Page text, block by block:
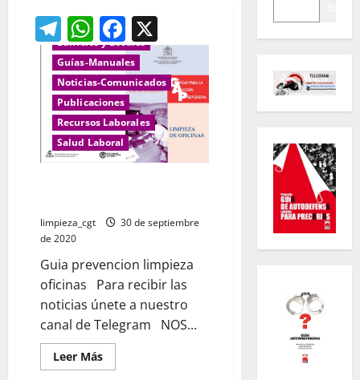
Telegram
WhatsApp
Facebook
Edificios y Locales
Guías-Manuales
Noticias-Comunicados
Publicaciones
Recursos Laborales
Salud Laboral
limpieza_cgt
30 de septiembre
de 2020
Guia prevencion limpieza
oficinas Para recibir las
noticias únete a nuestro
canal de Telegram NOS...
Leer MásLeer
más